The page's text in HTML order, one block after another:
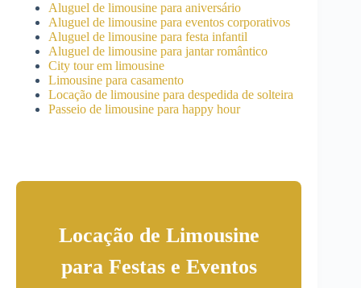
Aluguel de limousine para aniversário
Aluguel de limousine para eventos corporativos
Aluguel de limousine para festa infantil
Aluguel de limousine para jantar romântico
City tour em limousine
Limousine para casamento
Locação de limousine para despedida de solteira
Passeio de limousine para happy hour
Locação de Limousine
para Festas e Eventos